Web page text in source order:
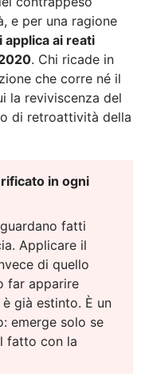
e per una ragione
applica ai reati
. Chi ricade in
che corre né il
la reviviscenza del
di retroattività della
in ogni
fatti
Applicare il
di quello
far apparire
già estinto. È un
emerge solo se
fatto con la